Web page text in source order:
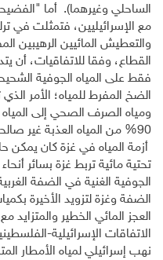
الساحلي وغيرهما). أما
مع الإسرائيليين، فتمثلت في
والتعطيش المائيين الرهيبين
القطاع، وفقا للاتفاقيات، أن
فقط على المياه الجوفية
الضخ المفرط للمياه؛ الأمر
ومياه الصرف الصحي إلى المياه
90% من المياه العذبة غير صالحة للشرب.
أزمة المياه في غزة كان يمكن
تحتية مائية تربط غزة بسائر
الجوفية الغنية في الضفة
الضفة وغزة لتزويد الأخيرة
العجز المائي الخطير والمتزايد
الاتفاقات الإسرائيلية-
نهب إسرائيلي لمياه الأمطار